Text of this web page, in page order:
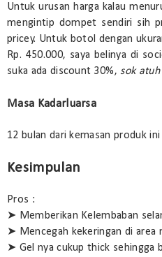
Untuk urusan harga kalau
mengintip dompet sendiri sih
pricey. Untuk botol dengan
Rp. 450.000, saya belinya di
suka ada discount 30%, sok atuh
Masa Kadarluarsa
12 bulan dari kemasan produk ini
Kesimpulan
Pros :
➤ Memberikan Kelembaban
➤ Mencegah kekeringan di area
➤ Gel nya cukup thick sehingga